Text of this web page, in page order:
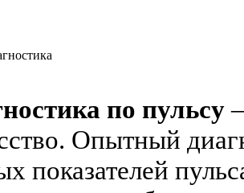
по пульсу
Опытный
показателей